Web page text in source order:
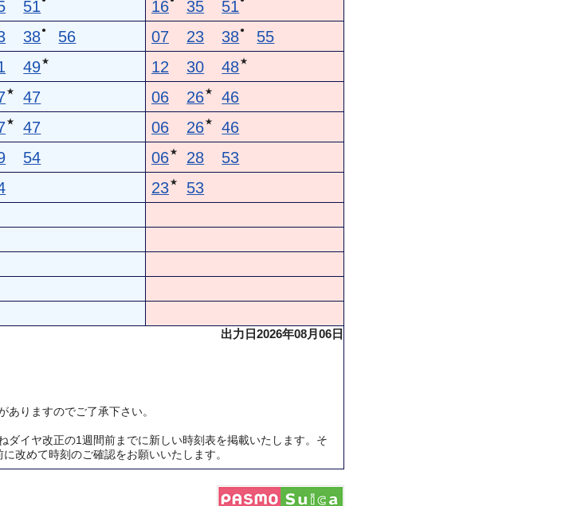
51 16 35 51
38● 56 07 23 38● 55
49★ 12 30 48★
★ 47 06 26★ 46
★ 47 06 26★ 46
54 06★ 28 53
23★ 53
出力日2026年08月06日
りますのでご了承下さい。
ダイヤ改正の1週間前までに新しい時刻表を掲載いたします。そ
改めて時刻のご確認をお願いいたします。